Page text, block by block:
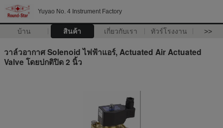
Yuyao No. 4 Instrument Factory
บ้าน สินค้า เกี่ยวกับเรา ทัวร์โรงงาน >>
วาล์วอากาศ Solenoid ไฟฟ้าแอร์, Actuated Air Actuated
Valve โดยปกติปิด 2 นิ้ว